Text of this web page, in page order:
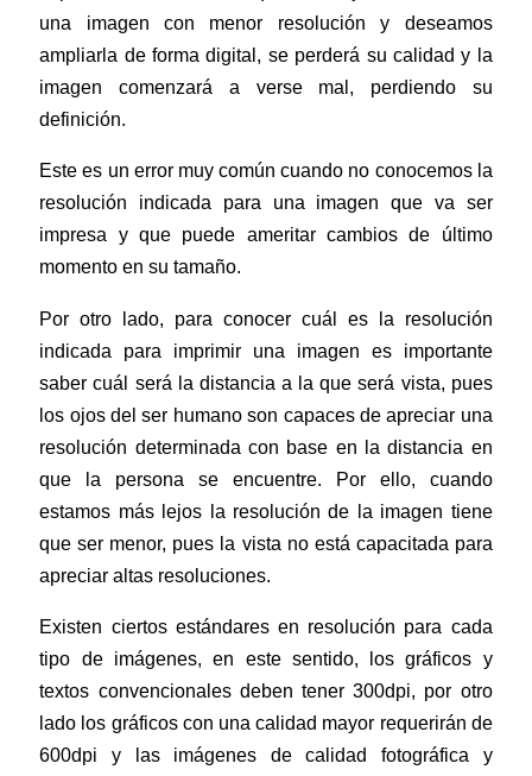
una imagen con menor resolución y deseamos
ampliarla de forma digital, se perderá su calidad y la
imagen comenzará a verse mal, perdiendo su
definición.
Este es un error muy común cuando no conocemos la
resolución indicada para una imagen que va ser
impresa y que puede ameritar cambios de último
momento en su tamaño.
Por otro lado, para conocer cuál es la resolución
indicada para imprimir una imagen es importante
saber cuál será la distancia a la que será vista, pues
los ojos del ser humano son capaces de apreciar una
resolución determinada con base en la distancia en
que la persona se encuentre. Por ello, cuando
estamos más lejos la resolución de la imagen tiene
que ser menor, pues la vista no está capacitada para
apreciar altas resoluciones.
Existen ciertos estándares en resolución para cada
tipo de imágenes, en este sentido, los gráficos y
textos convencionales deben tener 300dpi, por otro
lado los gráficos con una calidad mayor requerirán de
600dpi y las imágenes de calidad fotográfica y